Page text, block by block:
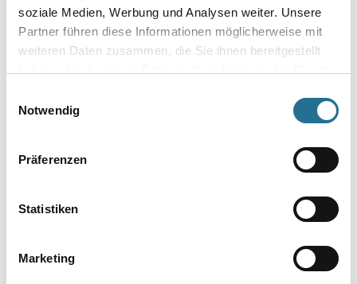
soziale Medien, Werbung und Analysen weiter. Unsere
Partner führen diese Informationen möglicherweise mit
weiteren Daten zusammen, die Sie ihnen bereitgestellt
Notwendig
Präferenzen
Statistiken
Marketing
GEFAHRENHINWEISE